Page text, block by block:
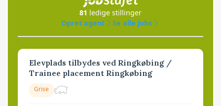
81 ledige stillinger
Opret agent
Se alle jobs
Elevplads tilbydes ved Ringkøbing /
Trainee placement Ringkøbing
Grise